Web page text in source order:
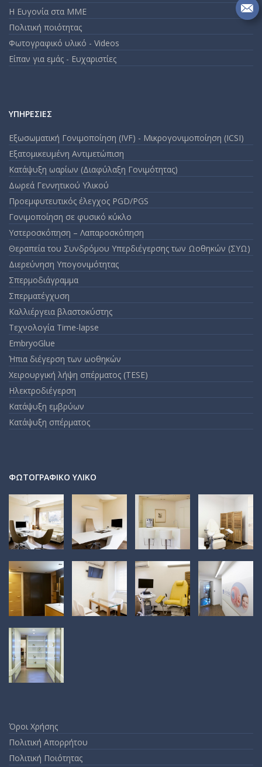
Η Ευγονία στα ΜΜΕ
Πολιτική ποιότητας
Φωτογραφικό υλικό - Videos
Είπαν για εμάς - Ευχαριστίες
ΥΠΗΡΕΣΊΕΣ
Εξωσωματική Γονιμοποίηση (IVF) - Μικρογονιμοποίηση (ICSI)
Εξατομικευμένη Αντιμετώπιση
Κατάψυξη ωαρίων (Διαφύλαξη Γονιμότητας)
Δωρεά Γεννητικού Υλικού
Προεμφυτευτικός έλεγχος PGD/PGS
Γονιμοποίηση σε φυσικό κύκλο
Υστεροσκόπηση – Λαπαροσκόπηση
Θεραπεία του Συνδρόμου Υπερδιέγερσης των Ωοθηκών (ΣΥΩ)
Διερεύνηση Υπογονιμότητας
Σπερμοδιάγραμμα
Σπερματέγχυση
Καλλιέργεια βλαστοκύστης
Τεχνολογία Time-lapse
EmbryoGlue
Ήπια διέγερση των ωοθηκών
Χειρουργική λήψη σπέρματος (TESE)
Ηλεκτροδιέγερση
Κατάψυξη εμβρύων
Κατάψυξη σπέρματος
ΦΩΤΟΓΡΑΦΙΚΌ ΥΛΙΚΌ
Όροι Χρήσης
Πολιτική Απορρήτου
Πολιτική Ποιότητας
on